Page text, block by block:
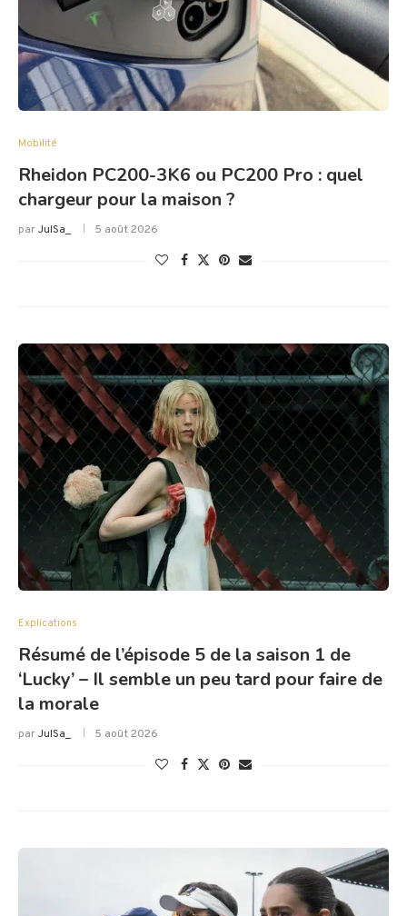
Mobilité
Rheidon PC200-3K6 ou PC200 Pro : quel
chargeur pour la maison ?
parJulSa_ 5 août 2026
Explications
Résumé de l’épisode 5 de la saison 1 de
‘Lucky’ – Il semble un peu tard pour faire de
la morale
parJulSa_ 5 août 2026